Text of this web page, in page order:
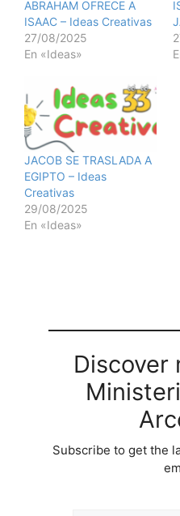
ABRAHAM OFRECE A
ISAAC – Ideas Creativas
27/08/2025
En «Ideas»
JACOB SE TRASLADA A
EGIPTO – Ideas
Creativas
29/08/2025
En «Ideas»
Discover
Subscribe to get the